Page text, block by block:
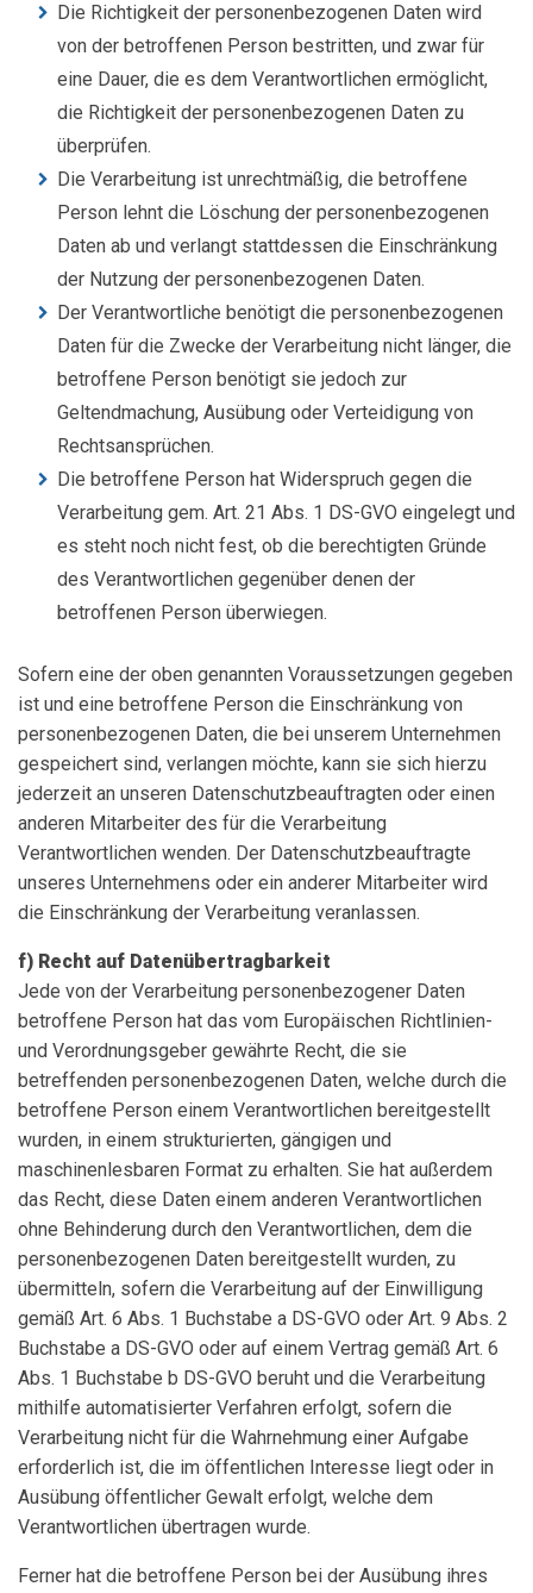
Die Richtigkeit der personenbezogenen Daten wird
von der betroffenen Person bestritten, und zwar für
eine Dauer, die es dem Verantwortlichen ermöglicht,
die Richtigkeit der personenbezogenen Daten zu
überprüfen.
Die Verarbeitung ist unrechtmäßig, die betroffene
Person lehnt die Löschung der personenbezogenen
Daten ab und verlangt stattdessen die Einschränkung
der Nutzung der personenbezogenen Daten.
Der Verantwortliche benötigt die personenbezogenen
Daten für die Zwecke der Verarbeitung nicht länger, die
betroffene Person benötigt sie jedoch zur
Geltendmachung, Ausübung oder Verteidigung von
Rechtsansprüchen.
Die betroffene Person hat Widerspruch gegen die
Verarbeitung gem. Art. 21 Abs. 1 DS-GVO eingelegt und
es steht noch nicht fest, ob die berechtigten Gründe
des Verantwortlichen gegenüber denen der
betroffenen Person überwiegen.
Sofern eine der oben genannten Voraussetzungen gegeben
ist und eine betroffene Person die Einschränkung von
personenbezogenen Daten, die bei unserem Unternehmen
gespeichert sind, verlangen möchte, kann sie sich hierzu
jederzeit an unseren Datenschutzbeauftragten oder einen
anderen Mitarbeiter des für die Verarbeitung
Verantwortlichen wenden. Der Datenschutzbeauftragte
unseres Unternehmens oder ein anderer Mitarbeiter wird
die Einschränkung der Verarbeitung veranlassen.
f) Recht auf Datenübertragbarkeit
Jede von der Verarbeitung personenbezogener Daten
betroffene Person hat das vom Europäischen Richtlinien-
und Verordnungsgeber gewährte Recht, die sie
betreffenden personenbezogenen Daten, welche durch die
betroffene Person einem Verantwortlichen bereitgestellt
wurden, in einem strukturierten, gängigen und
maschinenlesbaren Format zu erhalten. Sie hat außerdem
das Recht, diese Daten einem anderen Verantwortlichen
ohne Behinderung durch den Verantwortlichen, dem die
personenbezogenen Daten bereitgestellt wurden, zu
übermitteln, sofern die Verarbeitung auf der Einwilligung
gemäß Art. 6 Abs. 1 Buchstabe a DS-GVO oder Art. 9 Abs. 2
Buchstabe a DS-GVO oder auf einem Vertrag gemäß Art. 6
Abs. 1 Buchstabe b DS-GVO beruht und die Verarbeitung
mithilfe automatisierter Verfahren erfolgt, sofern die
Verarbeitung nicht für die Wahrnehmung einer Aufgabe
erforderlich ist, die im öffentlichen Interesse liegt oder in
Ausübung öffentlicher Gewalt erfolgt, welche dem
Verantwortlichen übertragen wurde.
Ferner hat die betroffene Person bei der Ausübung ihres